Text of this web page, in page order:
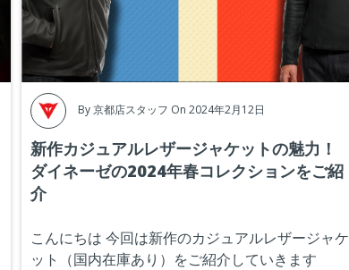
By京都店スタッフ On 2024年2月12日
新作カジュアルレザージャケットの魅力！
ダイネーゼの2024年春コレクションをご紹
介
こんにちは 今回は新作のカジュアルレザージャケ
ット（国内在庫あり）をご紹介していきます